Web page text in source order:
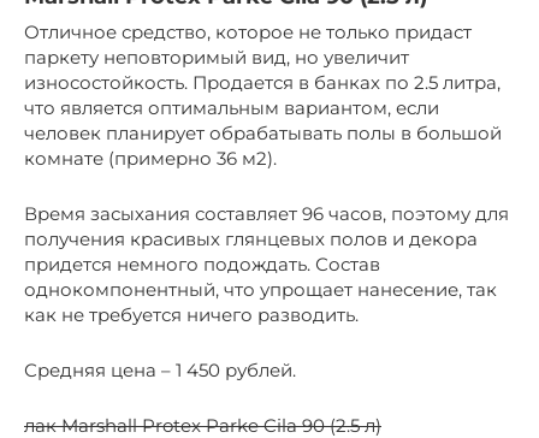
Отличное средство, которое не только придаст
паркету неповторимый вид, но увеличит
износостойкость. Продается в банках по 2.5 литра,
что является оптимальным вариантом, если
человек планирует обрабатывать полы в большой
комнате (примерно 36 м2).
Время засыхания составляет 96 часов, поэтому для
получения красивых глянцевых полов и декора
придется немного подождать. Состав
однокомпонентный, что упрощает нанесение, так
как не требуется ничего разводить.
Средняя цена – 1 450 рублей.
лак Marshall Protex Parke Cila 90 (2.5 л)